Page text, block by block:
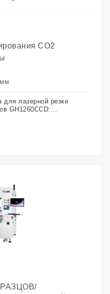
CO2
для лазерной резки
GH1260CCD:
в подвижной
линейные
а точность
для
обработки.